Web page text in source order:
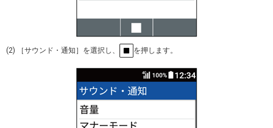
(2) ［サウンド・通知］を選択し、 を押します。